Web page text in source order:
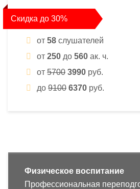
Скидка до 30%
от 58 слушателей
от 250 до 560 ак. ч.
от 5700 3990 руб.
до 9100 6370 руб.
Физическое воспитание
Профессиональная